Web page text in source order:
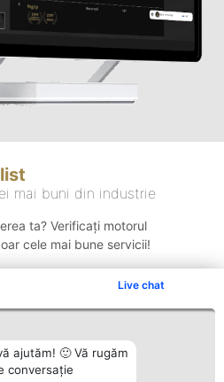
Live chat
ajutăm! 🙂 Vă rugăm
conversație
mai buni din industrie
ta? Verificați motorul
cele mai bune servicii!